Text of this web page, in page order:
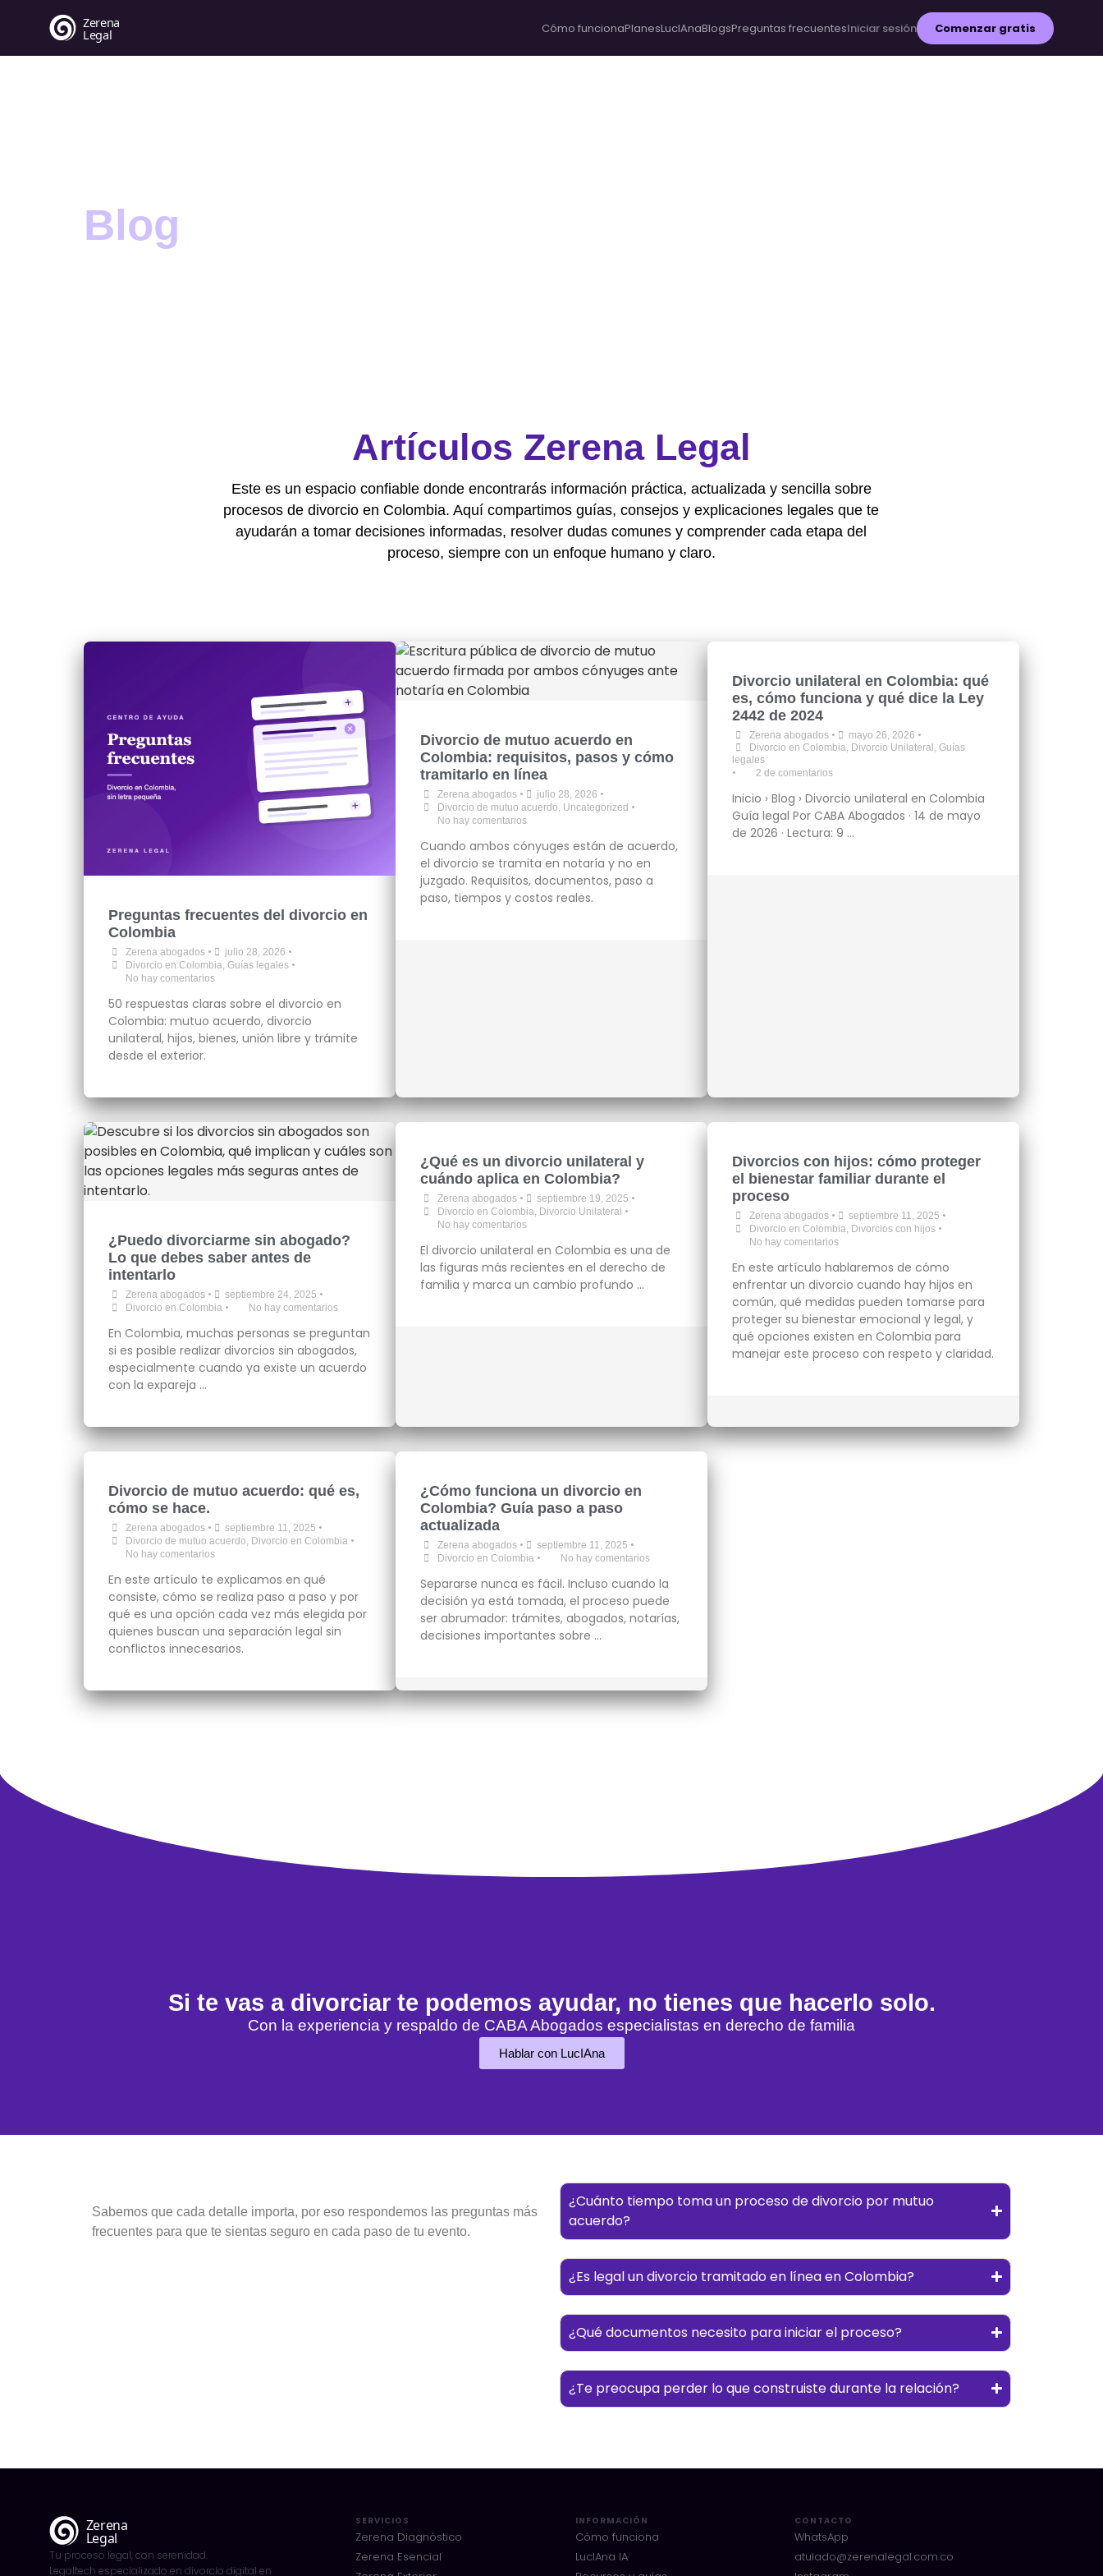
Cómo funcionaPlanesLucIAnaBlogsPreguntas frecuentesIniciar sesión Comenzar gratis
Blog
Artículos Zerena Legal
Este es un espacio confiable donde encontrarás información práctica, actualizada y sencilla sobre
procesos de divorcio en Colombia. Aquí compartimos guías, consejos y explicaciones legales que te
ayudarán a tomar decisiones informadas, resolver dudas comunes y comprender cada etapa del
proceso, siempre con un enfoque humano y claro.
Preguntas frecuentes del divorcio en
Colombia
Zerena abogados • julio 28, 2026 •
Divorcio en Colombia Guías legales •
No hay comentarios
50 respuestas claras sobre el divorcio en
Colombia: mutuo acuerdo, divorcio
unilateral, hijos, bienes, unión libre y trámite
desde el exterior.
Divorcio de mutuo acuerdo en
Colombia: requisitos, pasos y cómo
tramitarlo en línea
Zerena abogados • julio 28, 2026 •
Divorcio de mutuo acuerdo Uncategorized •
No hay comentarios
Cuando ambos cónyuges están de acuerdo,
el divorcio se tramita en notaría y no en
juzgado. Requisitos, documentos, paso a
paso, tiempos y costos reales.
Divorcio unilateral en Colombia: qué
es, cómo funciona y qué dice la Ley
2442 de 2024
Zerena abogados • mayo 26, 2026 •
Divorcio en Colombia Divorcio Unilateral Guías
legales
• 2 de comentarios
Inicio › Blog › Divorcio unilateral en Colombia
Guía legal Por CABA Abogados · 14 de mayo
de 2026 · Lectura: 9 …
¿Puedo divorciarme sin abogado?
Lo que debes saber antes de
intentarlo
Zerena abogados • septiembre 24, 2025 •
Divorcio en Colombia • No hay comentarios
En Colombia, muchas personas se preguntan
si es posible realizar divorcios sin abogados,
especialmente cuando ya existe un acuerdo
con la expareja …
¿Qué es un divorcio unilateral y
cuándo aplica en Colombia?
Zerena abogados • septiembre 19, 2025 •
Divorcio en Colombia Divorcio Unilateral •
No hay comentarios
El divorcio unilateral en Colombia es una de
las figuras más recientes en el derecho de
familia y marca un cambio profundo …
Divorcios con hijos: cómo proteger
el bienestar familiar durante el
proceso
Zerena abogados • septiembre 11, 2025 •
Divorcio en Colombia Divorcios con hijos •
No hay comentarios
En este artículo hablaremos de cómo
enfrentar un divorcio cuando hay hijos en
común, qué medidas pueden tomarse para
proteger su bienestar emocional y legal, y
qué opciones existen en Colombia para
manejar este proceso con respeto y claridad.
Divorcio de mutuo acuerdo: qué es,
cómo se hace.
Zerena abogados • septiembre 11, 2025 •
Divorcio de mutuo acuerdo Divorcio en Colombia •
No hay comentarios
En este artículo te explicamos en qué
consiste, cómo se realiza paso a paso y por
qué es una opción cada vez más elegida por
quienes buscan una separación legal sin
conflictos innecesarios.
¿Cómo funciona un divorcio en
Colombia? Guía paso a paso
actualizada
Zerena abogados • septiembre 11, 2025 •
Divorcio en Colombia • No hay comentarios
Separarse nunca es fácil. Incluso cuando la
decisión ya está tomada, el proceso puede
ser abrumador: trámites, abogados, notarías,
decisiones importantes sobre …
Si te vas a divorciar te podemos ayudar, no tienes que hacerlo solo.
Con la experiencia y respaldo de CABA Abogados especialistas en derecho de familia
Hablar con LucIAna
Sabemos que cada detalle importa, por eso respondemos las preguntas más
frecuentes para que te sientas seguro en cada paso de tu evento.
¿Cuánto tiempo toma un proceso de divorcio por mutuo
acuerdo?
¿Es legal un divorcio tramitado en línea en Colombia?
¿Qué documentos necesito para iniciar el proceso?
¿Te preocupa perder lo que construiste durante la relación?
Tu proceso legal, con serenidad.
Legaltech especializado en divorcio digital en
SERVICIOS
Zerena Diagnóstico
Zerena Esencial
INFORMACIÓN
Cómo funciona
LucIAna IA
CONTACTO
WhatsApp
atulado@zerenalegal.com.co